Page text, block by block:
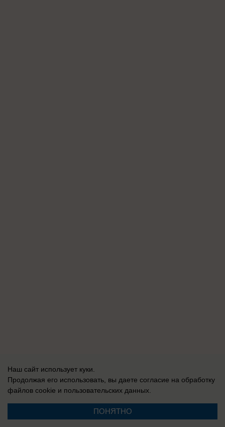
Наш сайт использует куки.
Продолжая его использовать, вы даете согласие на обработку
файлов cookie и пользовательских данных.
ПОНЯТНО